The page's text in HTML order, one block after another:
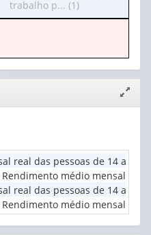
cabeçalho
(possui
valor):
trabalho p... (1)
janela
real das pessoas de 14
Rendimento médio mensal
real das pessoas de 14
Rendimento médio mensal